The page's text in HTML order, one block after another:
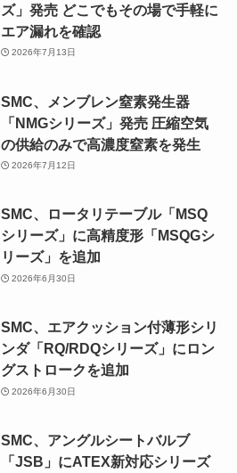
ズ」発売 どこでもその場で手軽に
エア漏れを確認
2026年7月13日
SMC、メンブレン窒素発生器
「NMGシリーズ」発売 圧縮空気
の供給のみで高濃度窒素を発生
2026年7月12日
SMC、ロータリテーブル「MSQ
シリーズ」に高精度形「MSQGシ
リーズ」を追加
2026年6月30日
SMC、エアクッション付薄形シリ
ンダ「RQ/RDQシリーズ」にロン
グストロークを追加
2026年6月30日
SMC、アングルシートバルブ
「JSB」にATEX新対応シリーズ